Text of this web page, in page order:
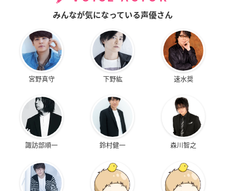
みんなが気になっている声優さん
宮野真守 下野紘 速水奨
諏訪部順一 鈴村健一 森川智之